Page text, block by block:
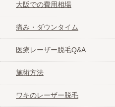
大阪での費用相場
痛み・ダウンタイム
医療レーザー脱毛Q&A
施術方法
ワキのレーザー脱毛